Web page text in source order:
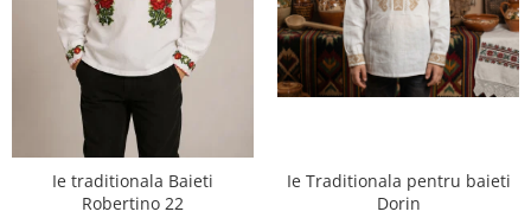
Ie traditionala Baieti
Robertino 22
Ie Traditionala pentru baieti
Dorin